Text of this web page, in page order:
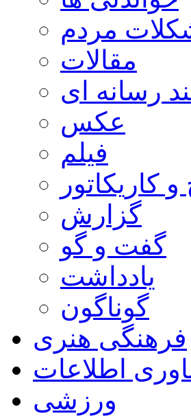
مردم
مقالات
رسانه ای
عکس
فیلم
کاریکاتور
گزارش
گفت و گو
یادداشت
گوناگون
فرهنگی هنری
اطلاعات
ورزشی